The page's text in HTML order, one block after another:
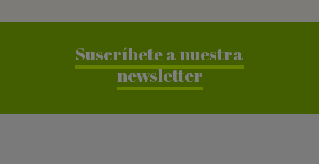
Suscríbete a nuestra
newsletter